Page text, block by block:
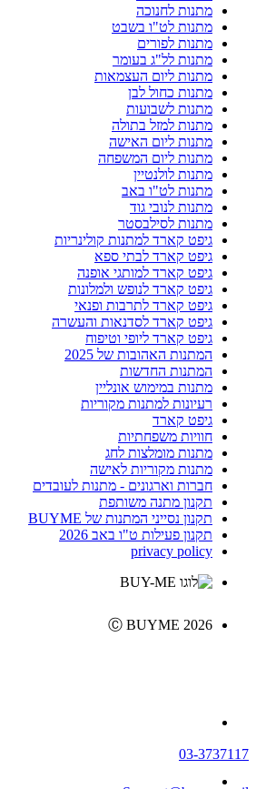
מתנות לחנוכה
מתנות לט"ו בשבט
מתנות לפורים
מתנות לל"ג בעומר
מתנות ליום העצמאות
מתנות כחול לבן
מתנות לשבועות
מתנות למזל בתולה
מתנות ליום האישה
מתנות ליום המשפחה
מתנות לולנטיין
מתנות לט"ו באב
מתנות לנובי גוד
מתנות לסילבסטר
גיפט קארד למתנות קולינריות
גיפט קארד לבתי ספא
גיפט קארד למותגי אופנה
גיפט קארד לנופש ולמלונות
גיפט קארד לתרבות ופנאי
גיפט קארד לסדנאות והעשרה
גיפט קארד ליופי וטיפוח
המתנות האהובות של 2025
המתנות החדשות
מתנות במימוש אונליין
רעיונות למתנות מקוריות
גיפט קארד
חוויות משפחתיות
מתנות מומלצות לחג
מתנות מקוריות לאישה
חברות וארגונים - מתנות לעובדים
תקנון מתנה משותפת
תקנון נסייני המתנות של BUYME
תקנון פעילות ט"ו באב 2026
privacy policy
Ⓒ BUYME 2026
03-3737117